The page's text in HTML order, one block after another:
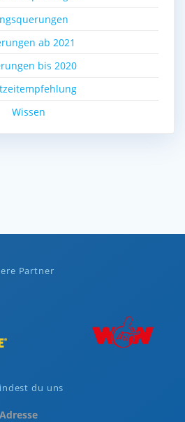
ab 2021
bis 2020
Wissen
Partner
du uns
Adresse